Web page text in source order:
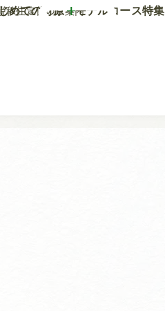
移住定住のご案内
めての竹原 モデルコース特集